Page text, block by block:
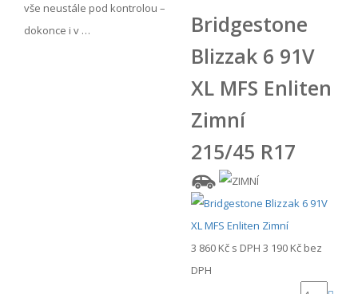
vše neustále pod kontrolou –
dokonce i v …
Bridgestone
Blizzak 6 91V
XL MFS Enliten
Zimní
215/45 R17
3 860 Kč s DPH 3 190 Kč bez
DPH